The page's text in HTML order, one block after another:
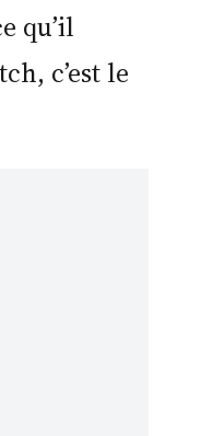
qu’il
c’est le